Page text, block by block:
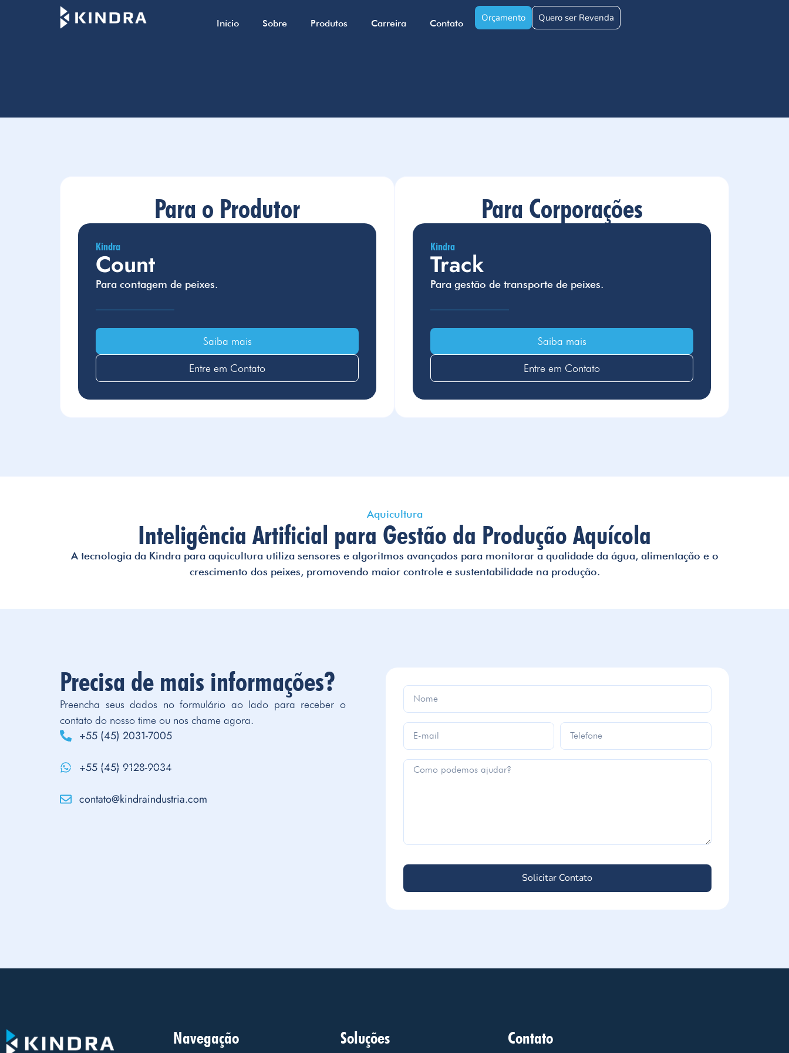
Início Sobre Produtos Carreira Contato Orçamento Quero ser Revenda
Para o Produtor
Kindra
Count
Para contagem de peixes.
Saiba mais
Entre em Contato
Para Corporações
Kindra
Track
Para gestão de transporte de peixes.
Saiba mais
Entre em Contato
Aquicultura
Inteligência Artificial para Gestão da Produção Aquícola
A tecnologia da Kindra para aquicultura utiliza sensores e algoritmos avançados para monitorar a qualidade da água, alimentação e o
crescimento dos peixes, promovendo maior controle e sustentabilidade na produção.
Precisa de mais informações?
Preencha seus dados no formulário ao lado para receber o
contato do nosso time ou nos chame agora.
+55 (45) 2031-7005
+55 (45) 9128-9034
contato@kindraindustria.com
Solicitar Contato
Navegação Soluções Contato